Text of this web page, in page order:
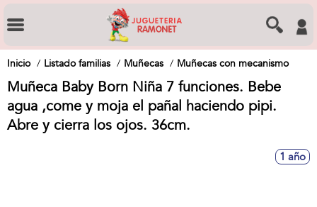
Inicio Listado familias Muñecas Muñecas con mecanismo
Muñeca Baby Born Niña 7 funciones. Bebe
agua ,come y moja el pañal haciendo pipi.
Abre y cierra los ojos. 36cm.
1 año